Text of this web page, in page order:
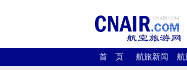
首 页 航旅新闻 航